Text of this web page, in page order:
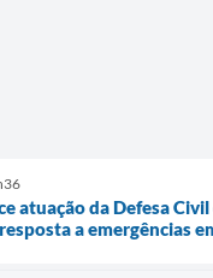
atuação da Defesa
a emergências